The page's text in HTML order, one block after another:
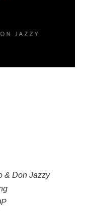
& Don Jazzy